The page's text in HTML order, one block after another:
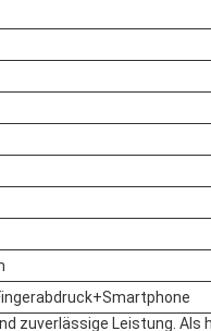
zuverlässige Leistung. Als